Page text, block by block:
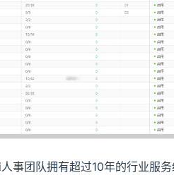
事团队拥有超过10年的行业服